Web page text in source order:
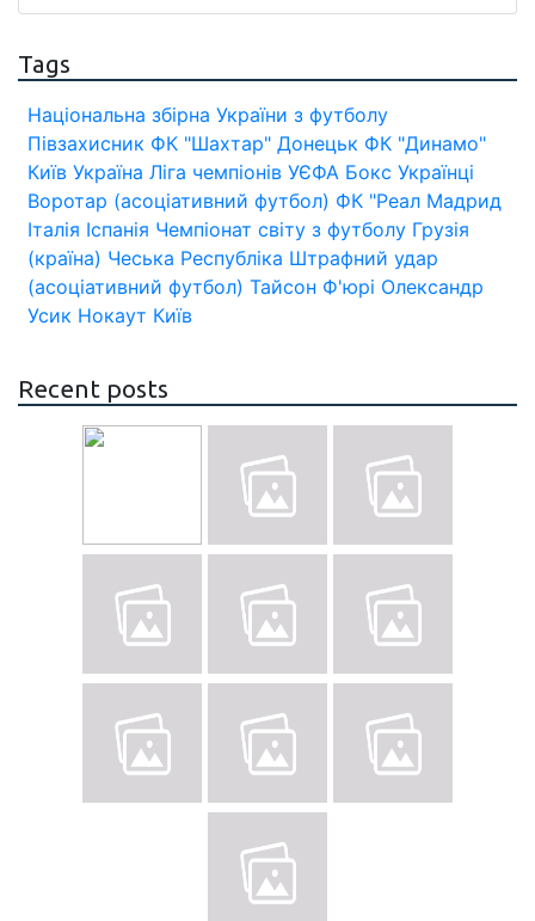
Tags
Національна збірна України з футболу
Півзахисник ФК "Шахтар" Донецьк ФК "Динамо"
Київ Україна Ліга чемпіонів УЄФА Бокс Українці
Воротар (асоціативний футбол) ФК "Реал Мадрид
Італія Іспанія Чемпіонат світу з футболу Грузія
(країна) Чеська Республіка Штрафний удар
(асоціативний футбол) Тайсон Ф'юрі Олександр
Усик Нокаут Київ
Recent posts